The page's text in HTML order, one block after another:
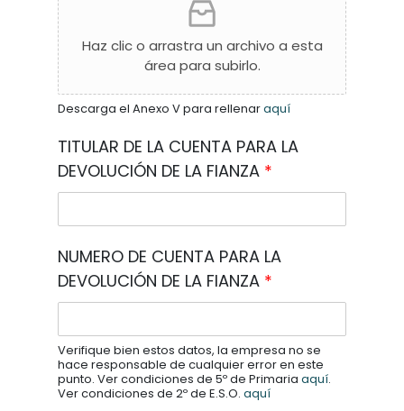
Haz clic o arrastra un archivo a esta
área para subirlo.
Descarga el Anexo V para rellenaraquí
TITULAR DE LA CUENTA PARA LA
DEVOLUCIÓN DE LA FIANZA *
NUMERO DE CUENTA PARA LA
DEVOLUCIÓN DE LA FIANZA *
Verifique bien estos datos, la empresa no se
hace responsable de cualquier error en este
punto. Ver condiciones de 5º de Primaria aquí.
Ver condiciones de 2º de E.S.O. aquí